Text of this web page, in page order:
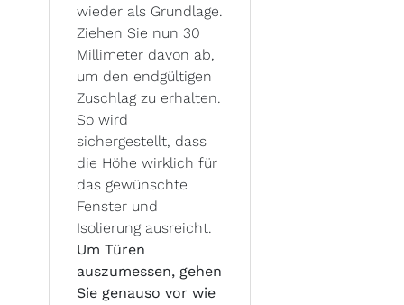
wieder als Grundlage.
Ziehen Sie nun 30
Millimeter davon ab,
um den endgültigen
Zuschlag zu erhalten.
So wird
sichergestellt, dass
die Höhe wirklich für
das gewünschte
Fenster und
Isolierung ausreicht.
Um Türen
auszumessen, gehen
Sie genauso vor wie